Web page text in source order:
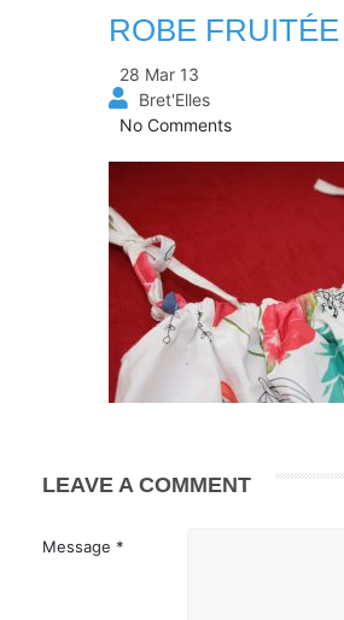
ROBE
28 Mar 13
Bret'Elles
No Comments
LEAVE A COMMENT
Message *